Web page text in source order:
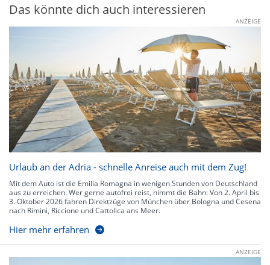
Das könnte dich auch interessieren
ANZEIGE
Urlaub an der Adria - schnelle Anreise auch mit dem Zug!
Mit dem Auto ist die Emilia Romagna in wenigen Stunden von Deutschland
aus zu erreichen. Wer gerne autofrei reist, nimmt die Bahn: Von 2. April bis
3. Oktober 2026 fahren Direktzüge von München über Bologna und Cesena
nach Rimini, Riccione und Cattolica ans Meer.
Hier mehr erfahren
ANZEIGE